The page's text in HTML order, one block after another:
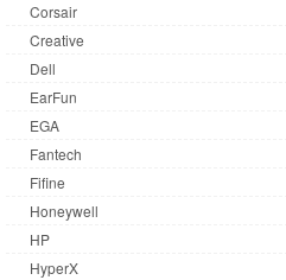
Corsair
Creative
Dell
EarFun
EGA
Fantech
Fifine
Honeywell
HP
HyperX